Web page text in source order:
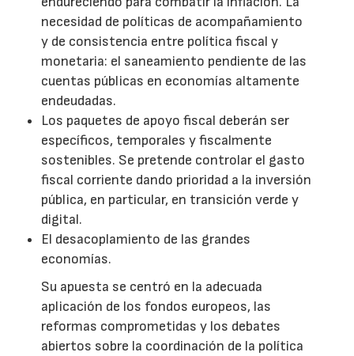
necesidad de políticas de acompañamiento
y de consistencia entre política fiscal y
monetaria: el saneamiento pendiente de las
cuentas públicas en economías altamente
endeudadas.
Los paquetes de apoyo fiscal deberán ser
específicos, temporales y fiscalmente
sostenibles. Se pretende controlar el gasto
fiscal corriente dando prioridad a la inversión
pública, en particular, en transición verde y
digital.
El desacoplamiento de las grandes
economías.
Su apuesta se centró en la adecuada
aplicación de los fondos europeos, las
reformas comprometidas y los debates
abiertos sobre la coordinación de la política